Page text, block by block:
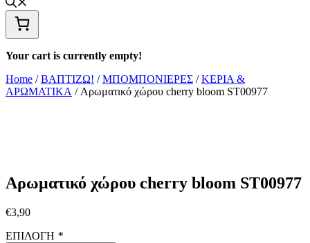
Your cart is currently empty!
Home /ΒΑΠΤΙΖΩ! /ΜΠΟΜΠΟΝΙΕΡΕΣ /ΚΕΡΙΑ &
ΑΡΩΜΑΤΙΚΑ / Αρωματικό χώρου cherry bloom ST00977
Αρωματικό χώρου cherry bloom ST00977
€3,90
ΕΠΙΛΟΓΗ *